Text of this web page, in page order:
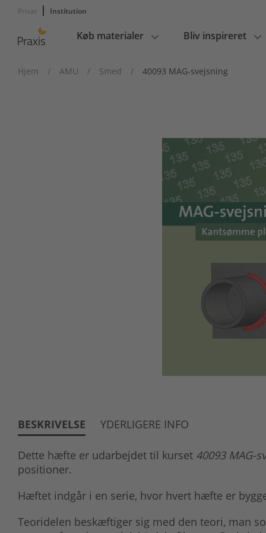
Privat Institution
Main
Køb materialer Bliv inspireret
Hjem / AMU / Smed / 40093 MAG-svejsning
BESKRIVELSE YDERLIGERE INFO
Dette hæfte er udarbejdet til kurset 40093 MAG-
positioner.
Hæftet indgår i en serie, hvor hvert hæfte er
Teoridelen beskæftiger sig med den teori, man